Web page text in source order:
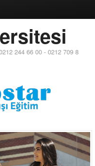
244 66 00 - 0212 709 8